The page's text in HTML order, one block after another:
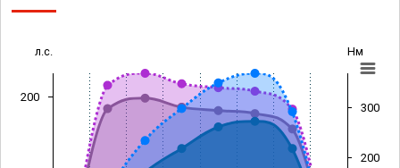
л.с. Нм
200
200
300